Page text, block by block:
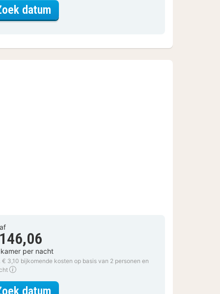
datum
per nacht
€ 3,10 bijkomende kosten op basis van 2 personen en
datum